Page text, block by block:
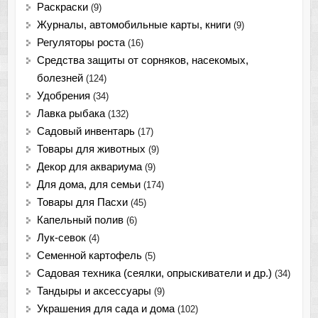
Раскраски (9)
Журналы, автомобильные карты, книги (9)
Регуляторы роста (16)
Средства защиты от сорняков, насекомых,
болезней (124)
Удобрения (34)
Лавка рыбака (132)
Садовый инвентарь (17)
Товары для животных (9)
Декор для аквариума (9)
Для дома, для семьи (174)
Товары для Пасхи (45)
Капельный полив (6)
Лук-севок (4)
Семенной картофель (5)
Садовая техника (сеялки, опрыскиватели и др.) (34)
Тандыры и аксессуары (9)
Украшения для сада и дома (102)